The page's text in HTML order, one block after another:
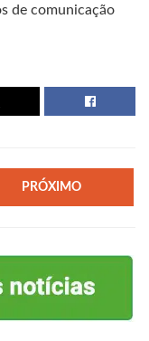
de comunicação
PRÓXIMO